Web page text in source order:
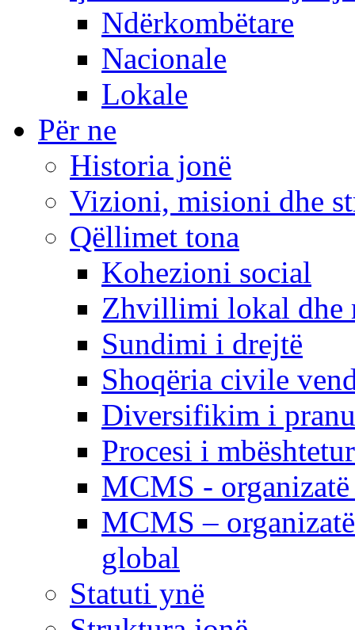
Ndërkombëtare
Nacionale
Lokale
Për ne
Historia jonë
Vizioni, misioni dhe
Qëllimet tona
Kohezioni social
Zhvillimi lokal dhe
Sundimi i drejtë
Shoqëria civile
Diversifikim i
Procesi i
MCMS -
MCMS –
global
Statuti ynë